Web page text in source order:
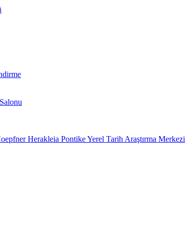
Herakleia Pontike Yerel Tarih Araştırma Merkezi